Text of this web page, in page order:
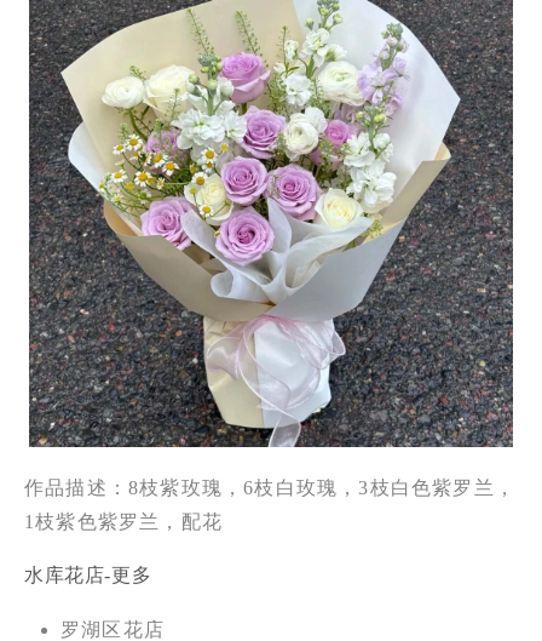
作品描述：8枝紫玫瑰，6枝白玫瑰，3枝白色紫罗兰，
1枝紫色紫罗兰，配花
水库花店-更多
罗湖区花店